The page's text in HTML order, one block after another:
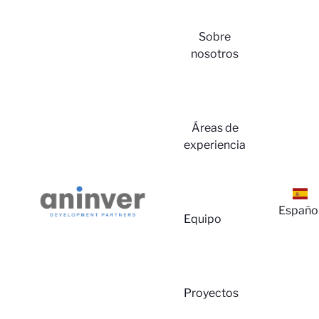
Sobre
nosotros
Áreas de
experiencia
Equipo
Proyectos